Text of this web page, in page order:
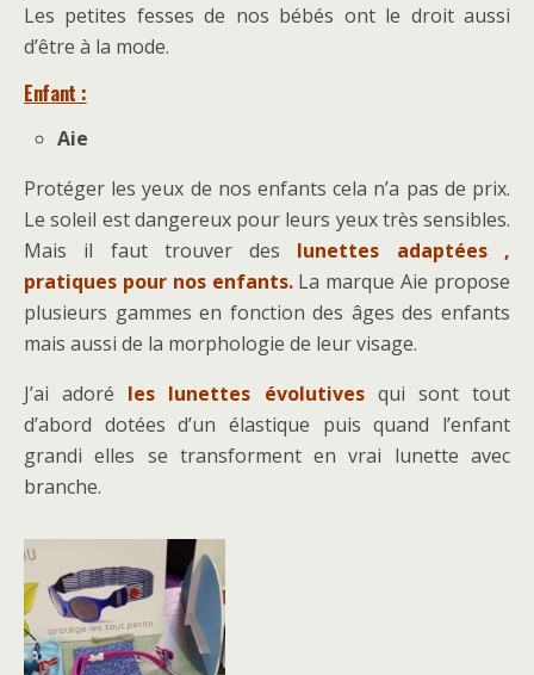
Les petites fesses de nos bébés ont le droit aussi
d’être à la mode.
Enfant :
Aie
Protéger les yeux de nos enfants cela n’a pas de prix.
Le soleil est dangereux pour leurs yeux très sensibles.
Mais il faut trouver des lunettes adaptées ,
pratiques pour nos enfants. La marque Aie propose
plusieurs gammes en fonction des âges des enfants
mais aussi de la morphologie de leur visage.
J’ai adoré les lunettes évolutives qui sont tout
d’abord dotées d’un élastique puis quand l’enfant
grandi elles se transforment en vrai lunette avec
branche.